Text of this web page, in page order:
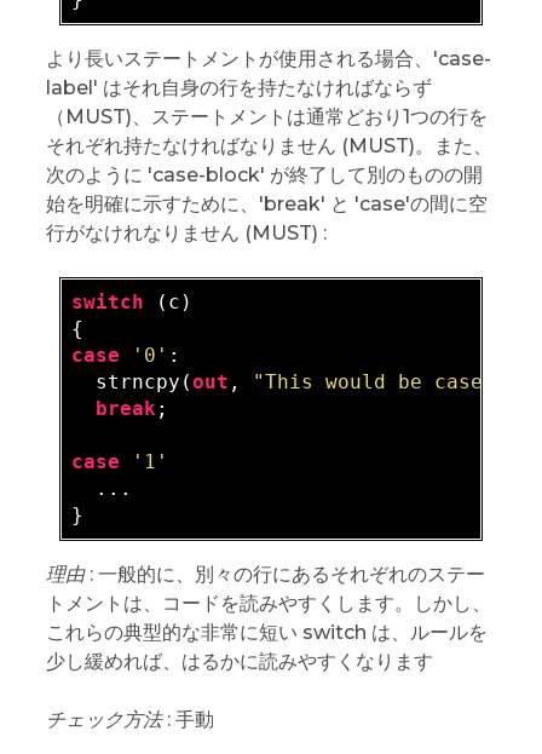
より長いステートメントが使用される場合、'case-
label' はそれ自身の行を持たなければならず
（MUST)、ステートメントは通常どおり1つの行を
それぞれ持たなければなりません (MUST)。また、
次のように 'case-block' が終了して別のものの開
始を明確に示すために、'break' と 'case'の間に空
行がなけれなりません (MUST) :
switch (c)
case
'0' :
  strncpy(
out , "This would be case 0"
break;
case
'1'
  ...
理由: 一般的に、別々の行にあるそれぞれのステー
トメントは、コードを読みやすくします。しかし、
これらの典型的な非常に短い switch は、ルールを
少し緩めれば、はるかに読みやすくなります
チェック方法: 手動